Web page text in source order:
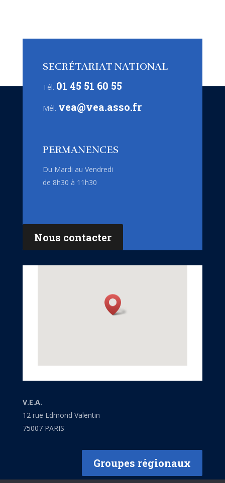
SECRÉTARIAT NATIONAL
Tél. 01 45 51 60 55
Mél. vea@vea.asso.fr
PERMANENCES
Du Mardi au Vendredi
de 8h30 à 11h30
Nous contacter
V.E.A.
12 rue Edmond Valentin
75007 PARIS
Groupes régionaux